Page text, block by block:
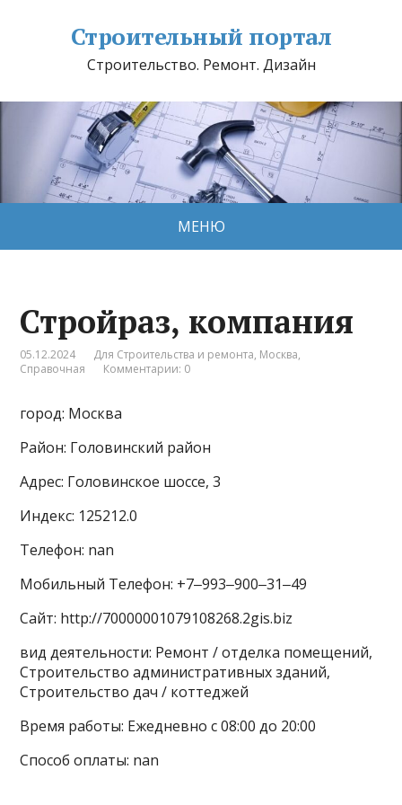
Строительный портал
Строительство. Ремонт. Дизайн
МЕНЮ
Стройраз, компания
05.12.2024 Для Строительства и ремонта, Москва,
Справочная
Комментарии: 0
город: Москва
Район: Головинский район
Адрес: Головинское шоссе, 3
Индекс: 125212.0
Телефон: nan
Мобильный Телефон: +7‒993‒900‒31‒49
Сайт: http://70000001079108268.2gis.biz
вид деятельности: Ремонт / отделка помещений,
Строительство административных зданий,
Строительство дач / коттеджей
Время работы: Ежедневно с 08:00 до 20:00
Способ оплаты: nan